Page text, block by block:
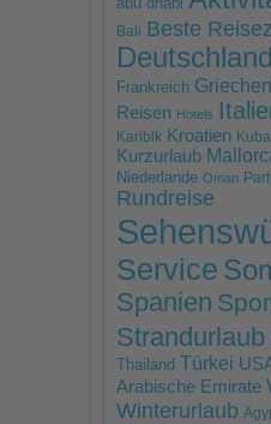
Bali Beste
Deutschland
Frankreich
Reisen Hotels
Karibik Kroatien Kuba
Kurzurlaub
Niederlande Oman
Rundreise
Service
Spanien
Strandurlaub
Thailand Türkei
Arabische Emirate
Winterurlaub